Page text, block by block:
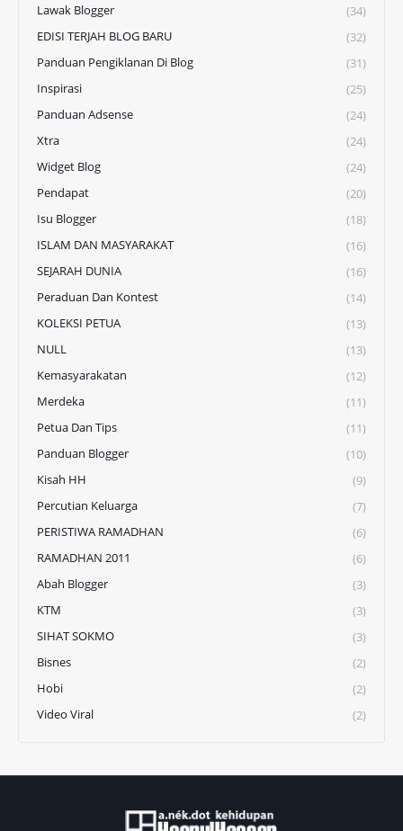
Lawak Blogger
(34)
EDISI TERJAH BLOG BARU
(32)
Panduan Pengiklanan Di Blog
(31)
Inspirasi
(25)
Panduan Adsense
(24)
Xtra
(24)
Widget Blog
(24)
Pendapat
(20)
Isu Blogger
(18)
ISLAM DAN MASYARAKAT
(16)
SEJARAH DUNIA
(16)
Peraduan Dan Kontest
(14)
KOLEKSI PETUA
(13)
NULL
(13)
Kemasyarakatan
(12)
Merdeka
(11)
Petua Dan Tips
(11)
Panduan Blogger
(10)
Kisah HH
(9)
Percutian Keluarga
(7)
PERISTIWA RAMADHAN
(6)
RAMADHAN 2011
(6)
Abah Blogger
(3)
KTM
(3)
SIHAT SOKMO
(3)
Bisnes
(2)
Hobi
(2)
Video Viral
(2)